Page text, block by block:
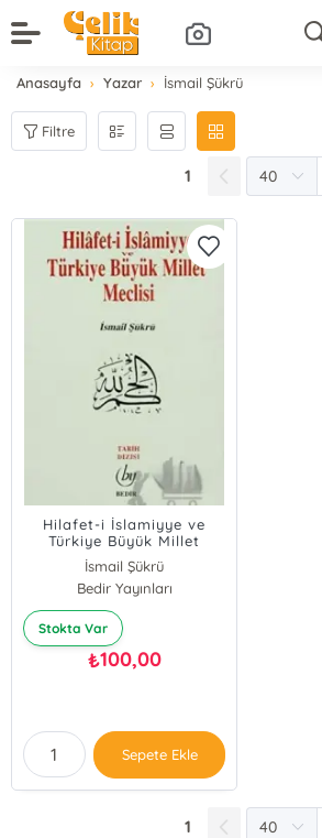
Anasayfa Yazar İsmail Şükrü
Filtre
1
Hilafet-i İslamiyye ve
Türkiye Büyük Millet
Meclisi
İsmail Şükrü
Bedir Yayınları
Stokta Var
₺100,00
Sepete Ekle
1